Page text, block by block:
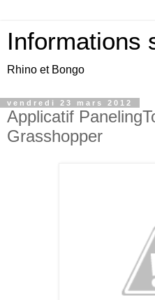
Informations
Rhino et Bongo
vendredi 23 mars 2012
Applicatif
Grasshopper